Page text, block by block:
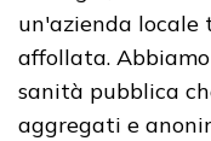
un'azienda locale
affollata.
sanità pubblica
aggregati e